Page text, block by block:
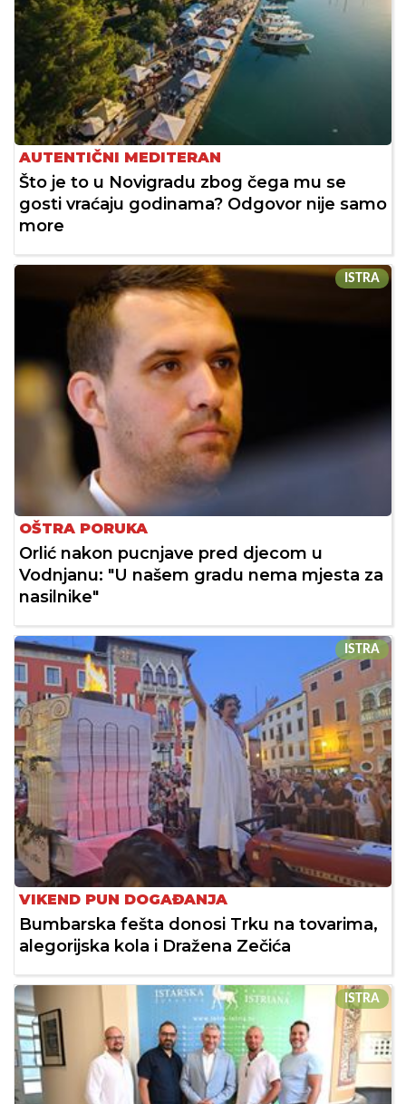
AUTENTIČNI MEDITERAN
Što je to u Novigradu zbog čega mu se
gosti vraćaju godinama? Odgovor nije samo
more
ISTRA
OŠTRA PORUKA
Orlić nakon pucnjave pred djecom u
Vodnjanu: "U našem gradu nema mjesta za
nasilnike"
ISTRA
VIKEND PUN DOGAĐANJA
Bumbarska fešta donosi Trku na tovarima,
alegorijska kola i Dražena Zečića
ISTRA